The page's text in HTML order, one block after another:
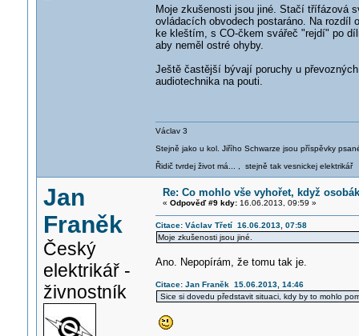
Moje zkušenosti jsou jiné. Stačí třífázová
ovládacích obvodech postaráno. Na rozdíl
ke kleštím, s CO-čkem svářeč "rejdí" po
aby neměl ostré ohyby.
Ještě častější bývají poruchy u
audiotechnika na pouti.
Václav 3
Stejně jako u kol. Jiřího Schwarze jsou příspěvky
Řidič tvrdej život má... , stejně tak vesnickej elektrikář
Jan
Franěk
Český
elektrikář -
živnostník
Re: Co mohlo vše vyhořet, když
« Odpověď #9 kdy:16.06.2013, 09:59 »
Citace: Václav Třetí 16.06.2013, 07:58
Moje zkušenosti jsou jiné.
Ano. Nepopírám, že tomu tak je.
Citace: Jan Franěk 15.06.2013, 14:46
Sice si dovedu představit situaci, kdy by to mohlo